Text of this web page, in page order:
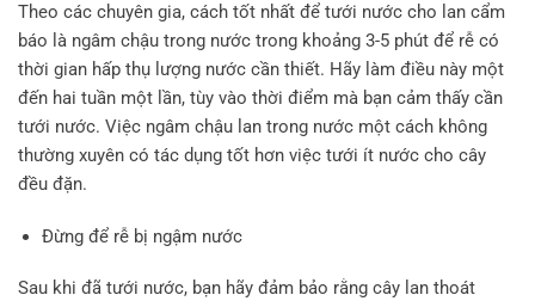
Theo các chuyên gia, cách tốt nhất để tưới nước cho lan cẩm
báo là ngâm chậu trong nước trong khoảng 3-5 phút để rễ có
thời gian hấp thụ lượng nước cần thiết. Hãy làm điều này một
đến hai tuần một lần, tùy vào thời điểm mà bạn cảm thấy cần
tưới nước. Việc ngâm chậu lan trong nước một cách không
thường xuyên có tác dụng tốt hơn việc tưới ít nước cho cây
đều đặn.
Đừng để rễ bị ngậm nước
Sau khi đã tưới nước, bạn hãy đảm bảo rằng cây lan thoát